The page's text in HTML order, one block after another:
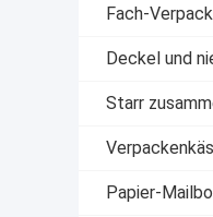
Fach-
Deckel und
Starr
Papier-